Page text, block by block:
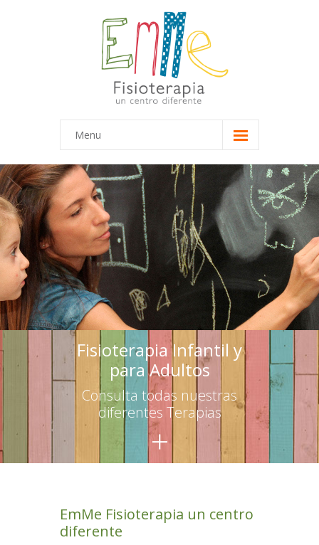
Menu
Inicio
Equipo
-- Marta
-- María
Terapias
-- Terapias Infantiles
-- Terapias para adultos
Escuelas
-- Asesoramiento
-- Talleres para educadores
-- Talleres para familias
Colaboraciones
Fisioterapia Infantil y
para Adultos
Consulta todas nuestras
diferentes Terapias
+
EmMe Fisioterapia un centro
diferente